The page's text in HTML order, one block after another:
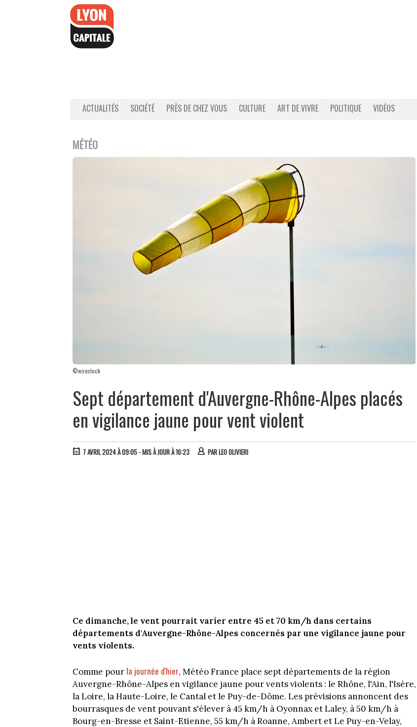
ACTUALITÉS SOCIÉTÉ PRÈS DE CHEZ VOUS CULTURE ART DE VIVRE POLITIQUE VIDÉOS
MÉTÉO
©wirestock
Sept département d'Auvergne-Rhône-Alpes placés
en vigilance jaune pour vent violent
7 AVRIL 2024 À 09:05 - MIS À JOUR À 16:23 PARLEO OLIVIERI
Ce dimanche, le vent pourrait varier entre 45 et 70 km/h dans certains
départements d'Auvergne-Rhône-Alpes concernés par une vigilance jaune pour
vents violents.
Comme pour la journée d'hier, Météo France place sept départements de la région
Auvergne-Rhône-Alpes en vigilance jaune pour vents violents : le Rhône, l'Ain, l'Isère,
la Loire, la Haute-Loire, le Cantal et le Puy-de-Dôme. Les prévisions annoncent des
bourrasques de vent pouvant s'élever à 45 km/h à Oyonnax et Laley, à 50 km/h à
Bourg-en-Bresse et Saint-Etienne, 55 km/h à Roanne, Ambert et Le Puy-en-Velay,